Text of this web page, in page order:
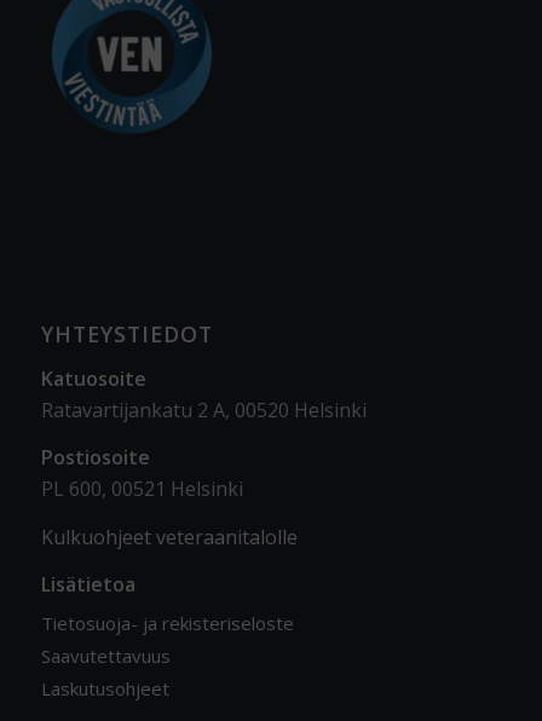
YHTEYSTIEDOT
Katuosoite
Ratavartijankatu 2 A, 00520 Helsinki
Postiosoite
PL 600, 00521 Helsinki
Kulkuohjeet veteraanitalolle
Lisätietoa
Tietosuoja- ja rekisteriseloste
Saavutettavuus
Laskutusohjeet